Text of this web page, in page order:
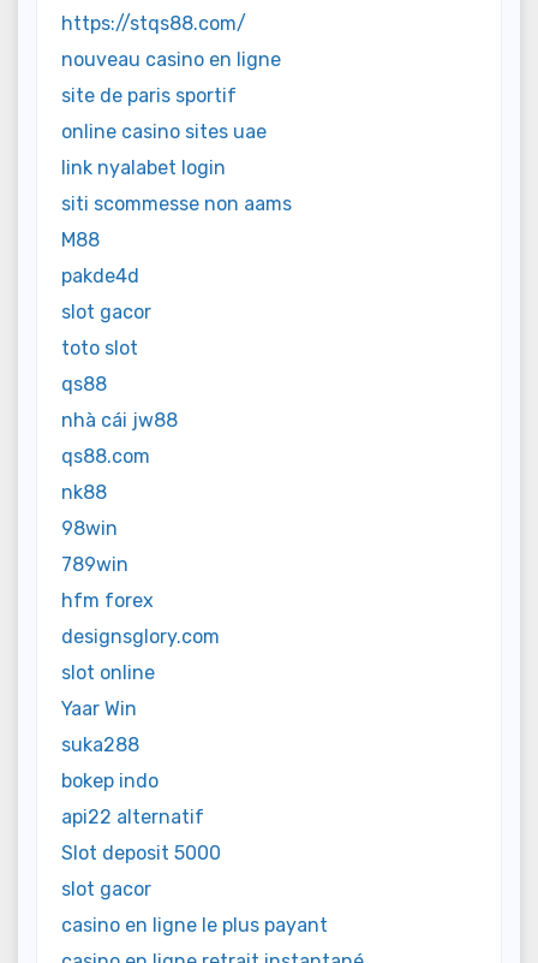
https://stqs88.com/
nouveau casino en ligne
site de paris sportif
online casino sites uae
link nyalabet login
siti scommesse non aams
M88
pakde4d
slot gacor
toto slot
qs88
nhà cái jw88
qs88.com
nk88
98win
789win
hfm forex
designsglory.com
slot online
Yaar Win
suka288
bokep indo
api22 alternatif
Slot deposit 5000
slot gacor
casino en ligne le plus payant